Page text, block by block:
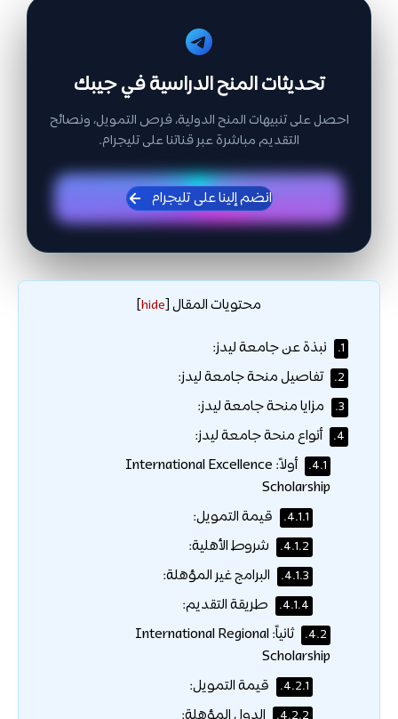
تحديثات المنح الدراسية في جيبك
احصل على تنبيهات المنح الدولية، فرص التمويل، ونصائح
التقديم مباشرة عبر قناتنا على تليجرام.
انضم إلينا على تليجرام
محتويات المقال [
hide
]
1. نبذة عن جامعة ليدز:
2. تفاصيل منحة جامعة ليدز:
3. مزايا منحة جامعة ليدز:
4. أنواع منحة جامعة ليدز:
4.1.
أولاً: International Excellence
Scholarship
4.1.1. قيمة التمويل:
4.1.2. شروط الأهلية:
4.1.3. البرامج غير المؤهلة:
4.1.4. طريقة التقديم:
4.2.
ثانياً: International Regional
Scholarship
4.2.1. قيمة التمويل: